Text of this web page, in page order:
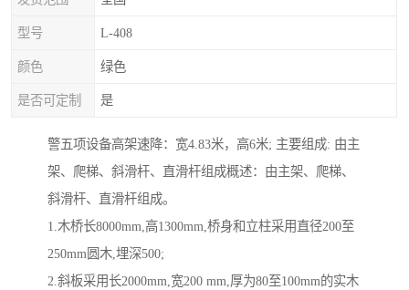
型号 L-408
颜色 绿色
是否可定制 是
警五项设备高架速降：宽4.83米，高6米; 主要组成: 由主
架、爬梯、斜滑杆、直滑杆组成概述：由主架、爬梯、
斜滑杆、直滑杆组成。
1.木桥长8000mm,高1300mm,桥身和立柱采用直径200至
250mm圆木,埋深500;
2.斜板采用长2000mm,宽200 mm,厚为80至100mm的实木